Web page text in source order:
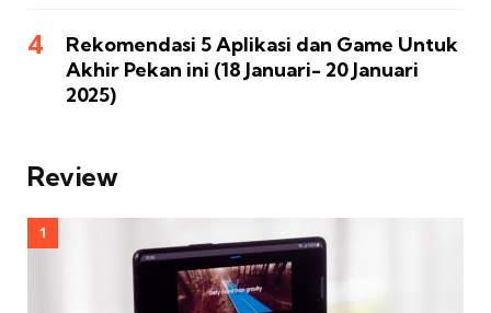
Rekomendasi 5 Aplikasi dan Game Untuk
Akhir Pekan ini (18 Januari- 20 Januari
2025)
Review